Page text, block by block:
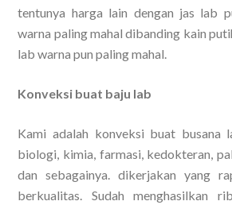
tentunya harga lain dengan jas lab
warna paling mahal dibanding kain
lab warna pun paling mahal.
Konveksi buat baju lab
Kami adalah konveksi buat busana
biologi, kimia, farmasi, kedokteran,
dan sebagainya. dikerjakan yang
berkualitas. Sudah menghasilkan